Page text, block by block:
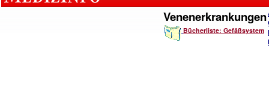
Venenerkrankungen
Bücherliste: Gefäßsystem